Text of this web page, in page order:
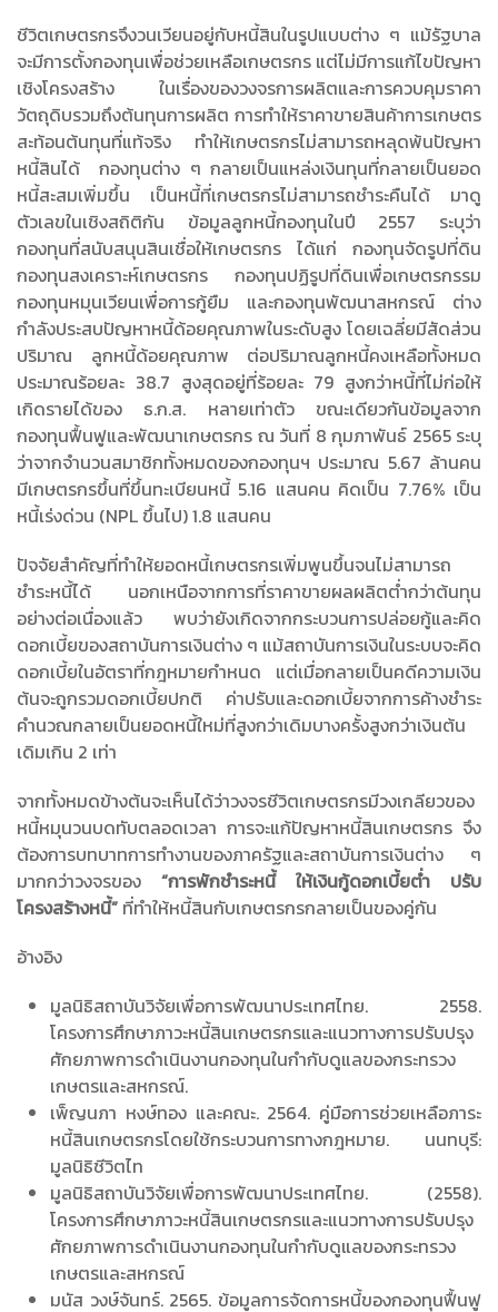
ชีวิตเกษตรกรจึงวนเวียนอยู่กับหนี้สินในรูปแบบต่าง ๆ แม้รัฐบาล
จะมีการตั้งกองทุนเพื่อช่วยเหลือเกษตรกร แต่ไม่มีการแก้ไขปัญหา
เชิงโครงสร้าง ในเรื่องของวงจรการผลิตและการควบคุมราคา
วัตถุดิบรวมถึงต้นทุนการผลิต การทำให้ราคาขายสินค้าการเกษตร
สะท้อนต้นทุนที่แท้จริง ทำให้เกษตรกรไม่สามารถหลุดพ้นปัญหา
หนี้สินได้ กองทุนต่าง ๆ กลายเป็นแหล่งเงินทุนที่กลายเป็นยอด
หนี้สะสมเพิ่มขึ้น เป็นหนี้ที่เกษตรกรไม่สามารถชำระคืนได้ มาดู
ตัวเลขในเชิงสถิติกัน ข้อมูลลูกหนี้กองทุนในปี 2557 ระบุว่า
กองทุนที่สนับสนุนสินเชื่อให้เกษตรกร ได้แก่ กองทุนจัดรูปที่ดิน
กองทุนสงเคราะห์เกษตรกร กองทุนปฏิรูปที่ดินเพื่อเกษตรกรรม
กองทุนหมุนเวียนเพื่อการกู้ยืม และกองทุนพัฒนาสหกรณ์ ต่าง
กำลังประสบปัญหาหนี้ด้อยคุณภาพในระดับสูง โดยเฉลี่ยมีสัดส่วน
ปริมาณ ลูกหนี้ด้อยคุณภาพ ต่อปริมาณลูกหนี้คงเหลือทั้งหมด
ประมาณร้อยละ 38.7 สูงสุดอยู่ที่ร้อยละ 79 สูงกว่าหนี้ที่ไม่ก่อให้
เกิดรายได้ของ ธ.ก.ส. หลายเท่าตัว ขณะเดียวกันข้อมูลจาก
กองทุนฟื้นฟูและพัฒนาเกษตรกร ณ วันที่ 8 กุมภาพันธ์ 2565 ระบุ
ว่าจากจำนวนสมาชิกทั้งหมดของกองทุนฯ ประมาณ 5.67 ล้านคน
มีเกษตรกรขึ้นที่ขึ้นทะเบียนหนี้ 5.16 แสนคน คิดเป็น 7.76% เป็น
หนี้เร่งด่วน (NPL ขึ้นไป) 1.8 แสนคน
ปัจจัยสำคัญที่ทำให้ยอดหนี้เกษตรกรเพิ่มพูนขึ้นจนไม่สามารถ
ชำระหนี้ได้ นอกเหนือจากการที่ราคาขายผลผลิตต่ำกว่าต้นทุน
อย่างต่อเนื่องแล้ว พบว่ายังเกิดจากกระบวนการปล่อยกู้และคิด
ดอกเบี้ยของสถาบันการเงินต่าง ๆ แม้สถาบันการเงินในระบบจะคิด
ดอกเบี้ยในอัตราที่กฎหมายกำหนด แต่เมื่อกลายเป็นคดีความเงิน
ต้นจะถูกรวมดอกเบี้ยปกติ ค่าปรับและดอกเบี้ยจากการค้างชำระ
คำนวณกลายเป็นยอดหนี้ใหม่ที่สูงกว่าเดิมบางครั้งสูงกว่าเงินต้น
เดิมเกิน 2 เท่า
จากทั้งหมดข้างต้นจะเห็นได้ว่าวงจรชีวิตเกษตรกรมีวงเกลียวของ
หนี้หมุนวนบดทับตลอดเวลา การจะแก้ปัญหาหนี้สินเกษตรกร จึง
ต้องการบทบาทการทำงานของภาครัฐและสถาบันการเงินต่าง ๆ
มากกว่าวงจรของ “การพักชำระหนี้ ให้เงินกู้ดอกเบี้ยต่ำ ปรับ
โครงสร้างหนี้” ที่ทำให้หนี้สินกับเกษตรกรกลายเป็นของคู่กัน
อ้างอิง
มูลนิธิสถาบันวิจัยเพื่อการพัฒนาประเทศไทย. 2558.
โครงการศึกษาภาวะหนี้สินเกษตรกรและแนวทางการปรับปรุง
ศักยภาพการดำเนินงานกองทุนในกำกับดูแลของกระทรวง
เกษตรและสหกรณ์.
เพ็ญนภา หงษ์ทอง และคณะ. 2564. คู่มือการช่วยเหลือภาระ
หนี้สินเกษตรกรโดยใช้กระบวนการทางกฎหมาย. นนทบุรี:
มูลนิธิชีวิตไท
มูลนิธิสถาบันวิจัยเพื่อการพัฒนาประเทศไทย. (2558).
โครงการศึกษาภาวะหนี้สินเกษตรกรและแนวทางการปรับปรุง
ศักยภาพการดำเนินงานกองทุนในกำกับดูแลของกระทรวง
เกษตรและสหกรณ์
มนัส วงษ์จันทร์. 2565. ข้อมูลการจัดการหนี้ของกองทุนฟื้นฟู